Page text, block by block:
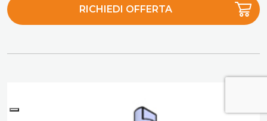
RICHIEDI OFFERTA